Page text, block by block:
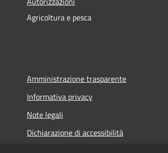
Agricoltura e pesca
Amministrazione trasparente
Informativa privacy
Note legali
Dichiarazione di accessibilità